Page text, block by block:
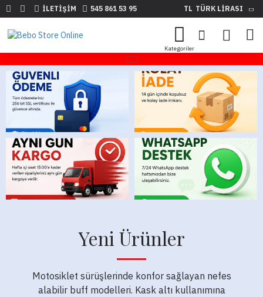
İLETIŞIM 545 861 53 95 TL TÜRK LIRASI
Yeni Ürünler
Motosiklet sürüşlerinde konfor sağlayan nefes
alabilir buff modelleri. Kask altı kullanımına